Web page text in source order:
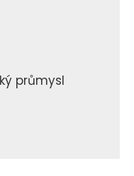
průmysl